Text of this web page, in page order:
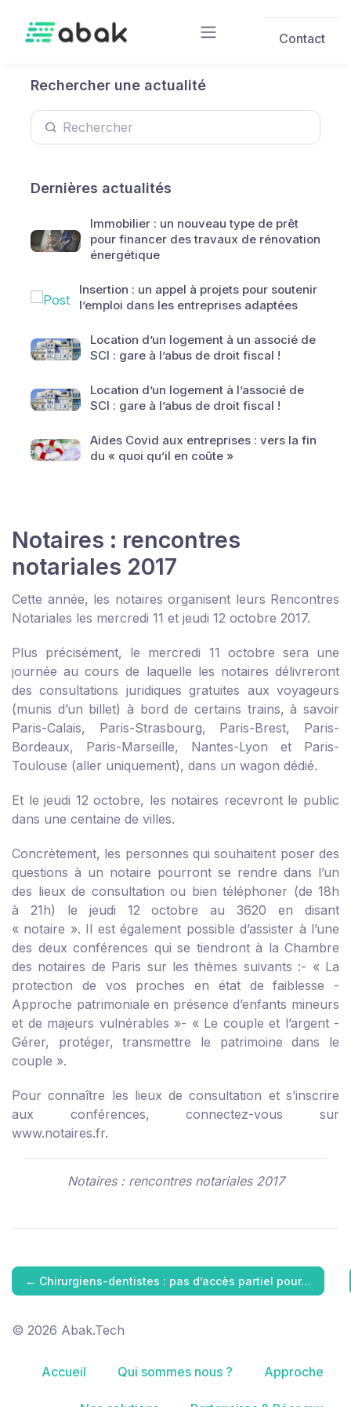
Contact
Rechercher une actualité
Dernières actualités
Immobilier : un nouveau type de prêt
pour financer des travaux de rénovation
énergétique
Insertion : un appel à projets pour soutenir
l’emploi dans les entreprises adaptées
Location d’un logement à un associé de
SCI : gare à l’abus de droit fiscal !
Location d’un logement à l’associé de
SCI : gare à l’abus de droit fiscal !
Aides Covid aux entreprises : vers la fin
du « quoi qu’il en coûte »
Notaires : rencontres
notariales 2017
Cette année, les notaires organisent leurs Rencontres
Notariales les mercredi 11 et jeudi 12 octobre 2017.
Plus précisément, le mercredi 11 octobre sera une
journée au cours de laquelle les notaires délivreront
des consultations juridiques gratuites aux voyageurs
(munis d’un billet) à bord de certains trains, à savoir
Paris-Calais, Paris-Strasbourg, Paris-Brest, Paris-
Bordeaux, Paris-Marseille, Nantes-Lyon et Paris-
Toulouse (aller uniquement), dans un wagon dédié.
Et le jeudi 12 octobre, les notaires recevront le public
dans une centaine de villes.
Concrètement, les personnes qui souhaitent poser des
questions à un notaire pourront se rendre dans l’un
des lieux de consultation ou bien téléphoner (de 18h
à 21h) le jeudi 12 octobre au 3620 en disant
« notaire ». Il est également possible d’assister à l’une
des deux conférences qui se tiendront à la Chambre
des notaires de Paris sur les thèmes suivants :- « La
protection de vos proches en état de faiblesse -
Approche patrimoniale en présence d’enfants mineurs
et de majeurs vulnérables »- « Le couple et l’argent -
Gérer, protéger, transmettre le patrimoine dans le
couple ».
Pour connaître les lieux de consultation et s’inscrire
aux conférences, connectez-vous sur
www.notaires.fr.
Notaires : rencontres notariales 2017
← Chirurgiens-dentistes : pas d’accès partiel pour…
© 2026 Abak.Tech
Accueil Qui sommes nous ? Approche